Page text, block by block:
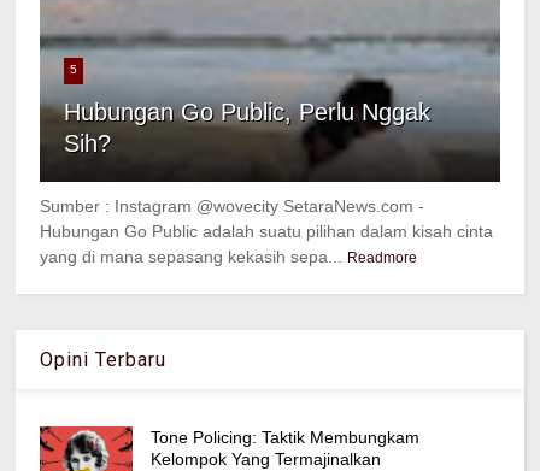
5
Hubungan Go Public, Perlu Nggak
Sih?
Sumber : Instagram @wovecity SetaraNews.com -
Hubungan Go Public adalah suatu pilihan dalam kisah cinta
yang di mana sepasang kekasih sepa...
Readmore
Opini Terbaru
Tone Policing: Taktik Membungkam
Kelompok Yang Termajinalkan